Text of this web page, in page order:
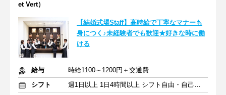
et Vert）
【結婚式場Staff】高時給で丁寧なマナーも
身につく♪未経験者でも歓迎★好きな時に働
ける
給与
時給1100～1200円＋交通費
シフト
週1日以上 1日4時間以上 シフト自由・自己申告